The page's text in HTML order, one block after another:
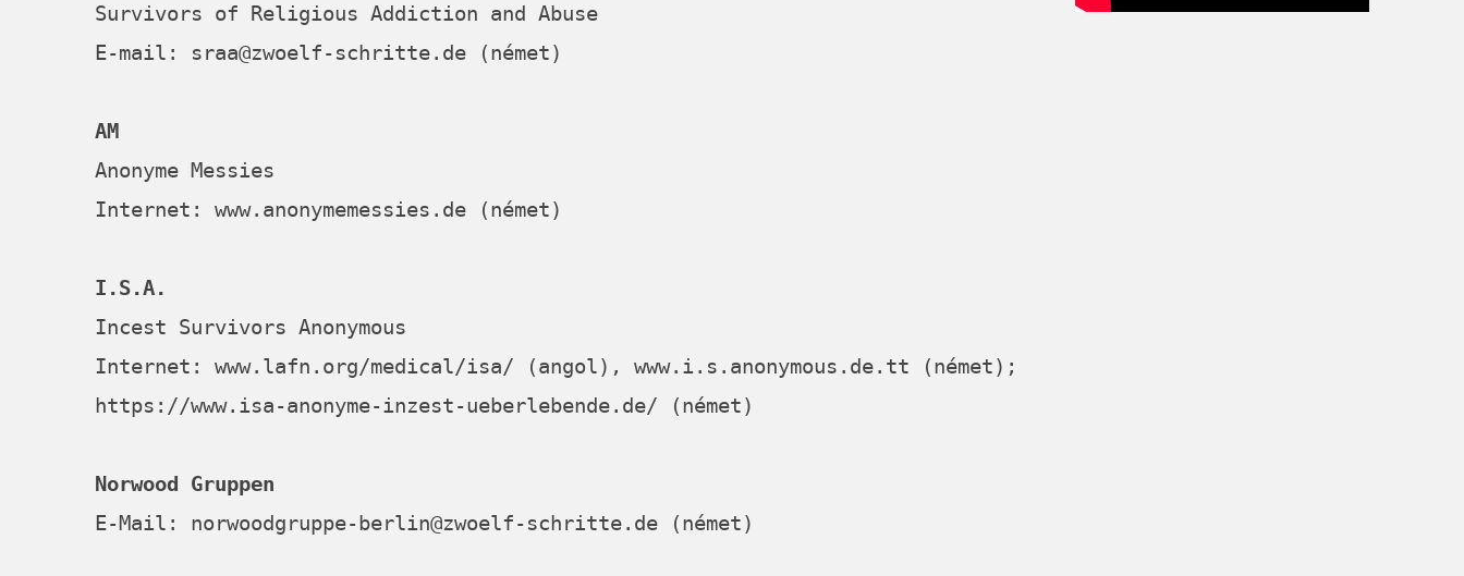
Survivors of Religious Addiction and Abuse
E-mail: sraa@zwoelf-schritte.de (német)
AM
Anonyme Messies
Internet: www.anonymemessies.de (német)
I.S.A.
Incest Survivors Anonymous
Internet: www.lafn.org/medical/isa/ (angol), www.i.s.anonymous.de.tt (német);
https://www.isa-anonyme-inzest-ueberlebende.de/ (német)
Norwood Gruppen
E-Mail: norwoodgruppe-berlin@zwoelf-schritte.de (német)